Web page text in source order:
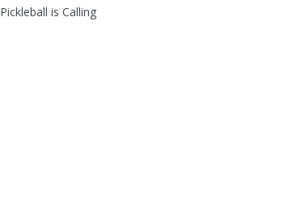
Pickleball is Calling